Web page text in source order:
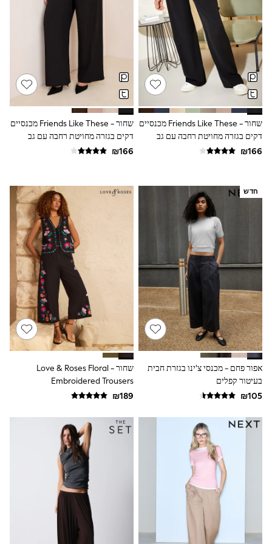
Dresses
Jeans
Jumpsuits & Playsuits
Knitwear
Loungewear
Nightwear & Pyjamas
Pants & Leggings
Occasion & Party
Schoolwear
Sets & Outfits
Shirts & Blouses
Shorts & Skirts
Sportswear
Sweatshirts & Hoodies
Tracksuits
The Pink Edit
Fruit Prints
Holiday Shop
Flower Girl & Bridesmaid Outfits
Toy Story
THE SET
Shop All Footwear
Sandals & Clogs
Baby & Toddler
Boots
Half Sizes
School Shoes
Slippers
Sneakers & Pumps
Wide Fit
Wellies
Tops
Dresses
Skirts
Rash Vests
Sun Safe Swimwear
Sun Hats & Caps
New in
Summer Dresses
Occasion and Party Dresses
Floral Dresses
Sequin Dresses
Short Sleeve Dresses
Longsleeve Dresses
שחור - Friends Like These מכנסיים
דקים בגזרה מחויטת רחבה עם גב
אלסטי
שחור - Friends Like These מכנסיים
דקים בגזרה מחויטת רחבה עם גב
אלסטי
חדש
אפור פחם - מכנסי צ'ינו בגזרת חבית
בעיטור קפלים
שחור - Love & Roses Floral
Embroidered Trousers